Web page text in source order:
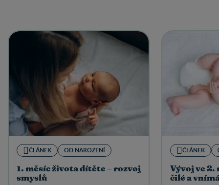
ČLÁNEK OD NAROZENÍ
1. měsíc života dítěte – rozvoj
smyslů
ČLÁNEK
Vývoj ve 2.
čilé a